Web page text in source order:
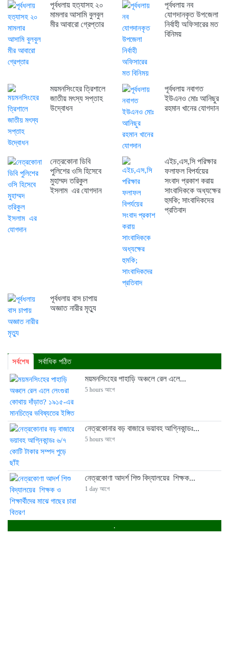
পূর্বধলায় হত্যাসহ ২০
মামলার আসামি বুলবুল
মীর আবারো গ্রেপ্তার
পূর্বধলায় নব
যোগদানকৃত উপজেলা
নির্বাহী অফিসারের মত
বিনিময়
ময়মনসিংহের ত্রিশালে
জাতীয় মৎস্য সপ্তাহ
উদ্বোধন
পূর্বধলায় নবাগত
ইউএনও মোঃ আনিছুর
রহমান খানের যোগদান
নেত্রকোনা ডিবি
পুলিশের ওসি হিসেবে
মুহাম্মদ তরিকুল
ইসলাম এর যোগদান
এইচ,এস,সি পরিক্ষার
ফলাফল বিপর্যয়ের
সংবাদ প্রকাশ করায়
সাংবাদিককে অধ্যক্ষের
হুমকি; সাংবাদিকদের
প্রতিবাদ
পূর্বধলায় বাস চাপায়
অজ্ঞাত নারীর মৃত্যু
সর্বশেষ সর্বাধিক পঠিত
ময়মনসিংহের পাহাড়ি অঞ্চলে রেল এলে...
5 hours আগে
নেত্রকোনার বড় বাজারে ভয়াবহ আগ্নিকান্ডঃ...
5 hours আগে
নেত্রকোণা আদর্শ শিশু বিদ্যালয়ের শিক্ষক...
1 day আগে
রাষ্ট্রপতি নির্বাচনের তারিখ ঘোষণা
.